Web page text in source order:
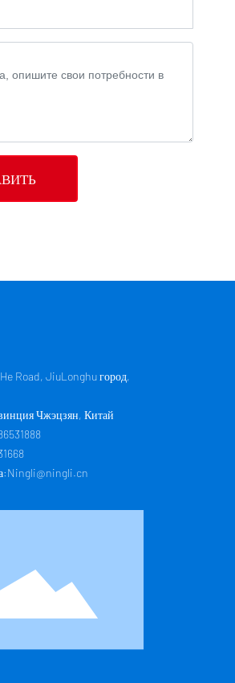
Road, JiuLonghu город,
Чжэцзян, Китай
Ningli@ningli.cn